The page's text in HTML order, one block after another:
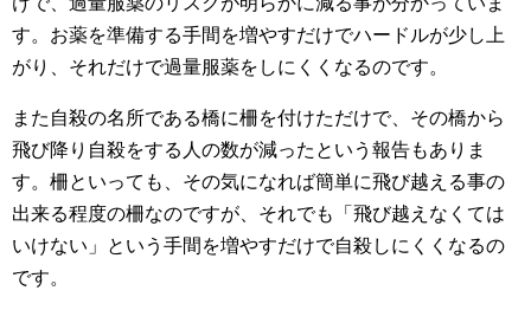
す。お薬を準備する手間を増やすだけでハードルが少し上
がり、それだけで過量服薬をしにくくなるのです。
また自殺の名所である橋に柵を付けただけで、その橋から
飛び降り自殺をする人の数が減ったという報告もありま
す。柵といっても、その気になれば簡単に飛び越える事の
出来る程度の柵なのですが、それでも「飛び越えなくては
いけない」という手間を増やすだけで自殺しにくくなるの
です。